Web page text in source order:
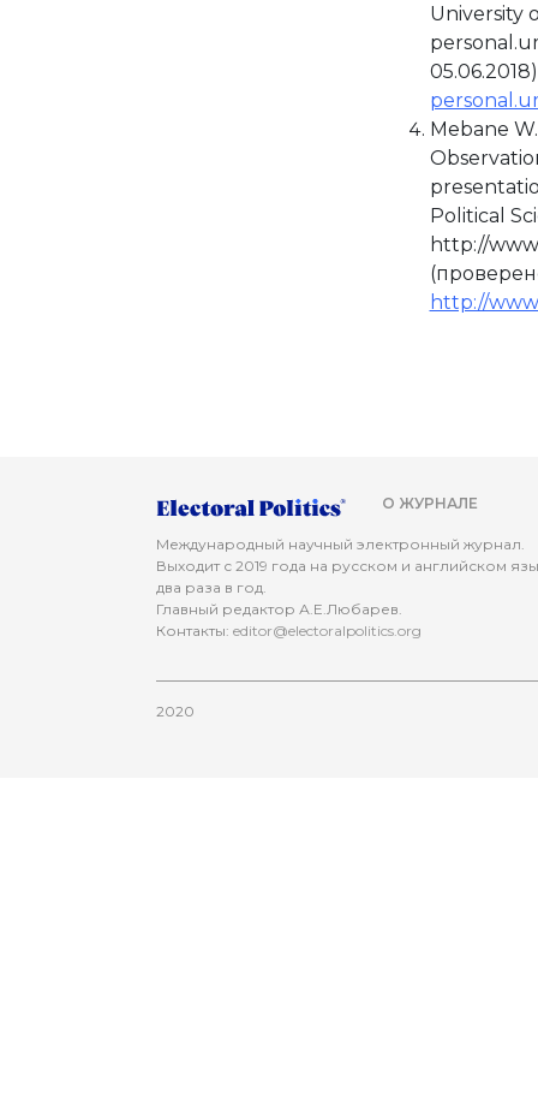
University
Mebane
Political
http://
http://
О ЖУРНАЛЕ
Международный научный электронный журнал.
Выходит с 2019 года на русском и английском
два раза в год.
Главный редактор А.Е.Любарев.
Контакты: editor@electoralpolitics.org
2020